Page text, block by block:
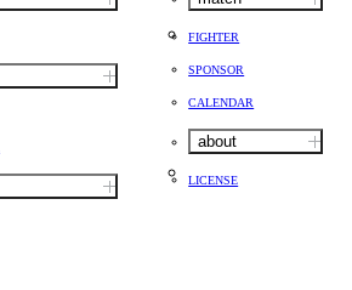
FIGHTER
SPONSOR
CALENDAR
about
LICENSE